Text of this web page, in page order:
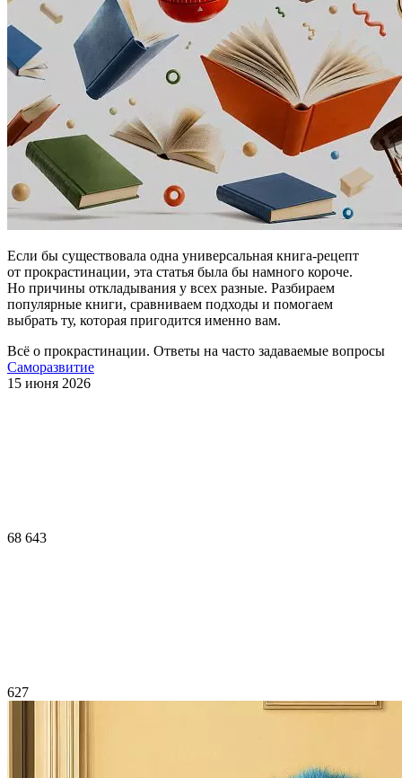
Если бы существовала одна универсальная книга-рецепт
от прокрастинации, эта статья была бы намного короче.
Но причины откладывания у всех разные. Разбираем
популярные книги, сравниваем подходы и помогаем
выбрать ту, которая пригодится именно вам.
Всё о прокрастинации. Ответы на часто задаваемые вопросы
Саморазвитие
15 июня 2026
68 643
627